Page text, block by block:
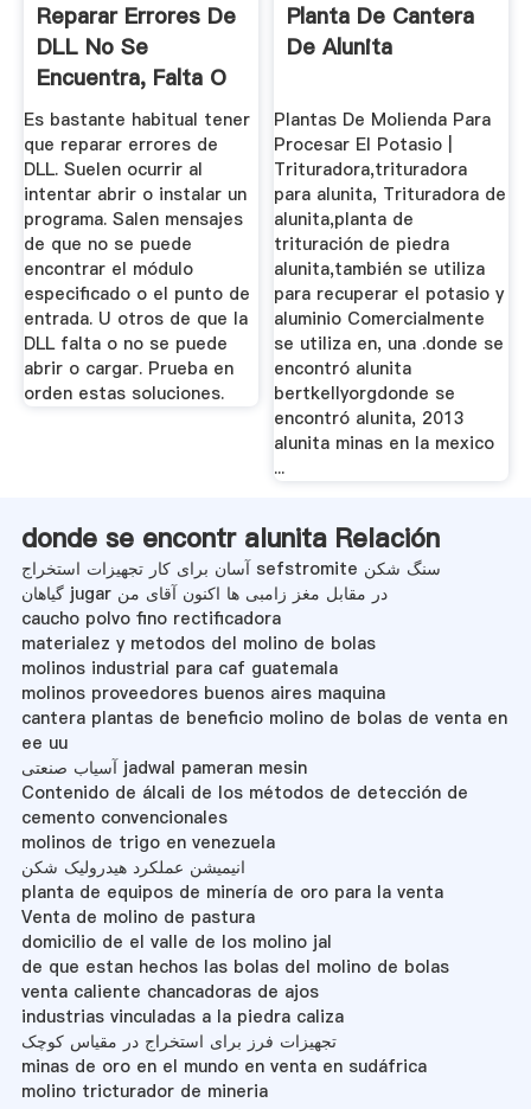
Reparar Errores De
DLL No Se
Encuentra, Falta O
No Abre
Es bastante habitual tener
que reparar errores de
DLL. Suelen ocurrir al
intentar abrir o instalar un
programa. Salen mensajes
de que no se puede
encontrar el módulo
especificado o el punto de
entrada. U otros de que la
DLL falta o no se puede
abrir o cargar. Prueba en
orden estas soluciones.
Planta De Cantera
De Alunita
Plantas De Molienda Para
Procesar El Potasio |
Trituradora,trituradora
para alunita, Trituradora de
alunita,planta de
trituración de piedra
alunita,también se utiliza
para recuperar el potasio y
aluminio Comercialmente
se utiliza en, una .donde se
encontró alunita
bertkellyorgdonde se
encontró alunita, 2013
alunita minas en la mexico
...
donde se encontr alunita Relación
آسان برای کار تجهیزات استخراج sefstromite سنگ شکن
گیاهان jugar در مقابل مغز زامبی ها اکنون آقای من
caucho polvo fino rectificadora
materialez y metodos del molino de bolas
molinos industrial para caf guatemala
molinos proveedores buenos aires maquina
cantera plantas de beneficio molino de bolas de venta en
ee uu
آسیاب صنعتی jadwal pameran mesin
Contenido de álcali de los métodos de detección de
cemento convencionales
molinos de trigo en venezuela
انیمیشن عملکرد هیدرولیک شکن
planta de equipos de minería de oro para la venta
Venta de molino de pastura
domicilio de el valle de los molino jal
de que estan hechos las bolas del molino de bolas
venta caliente chancadoras de ajos
industrias vinculadas a la piedra caliza
تجهیزات فرز برای استخراج در مقیاس کوچک
minas de oro en el mundo en venta en sudáfrica
molino tricturador de mineria